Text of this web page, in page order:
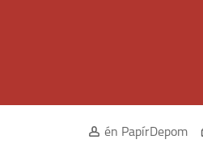
én PapírDepom